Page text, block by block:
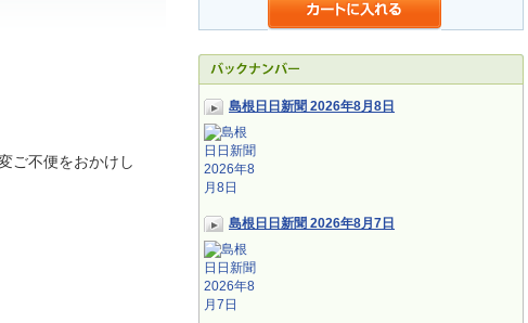
島根日日新聞 2026年8月8日
島根日日新聞 2026年8月7日
ご不便をおかけし